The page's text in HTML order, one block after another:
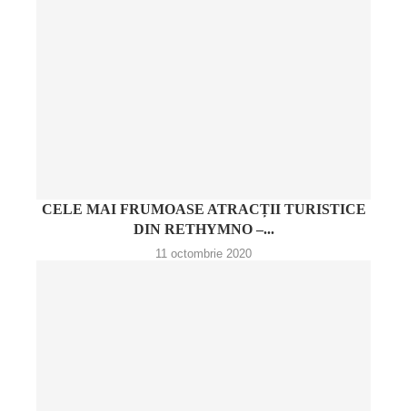
CELE MAI FRUMOASE ATRACȚII TURISTICE
DIN RETHYMNO –...
11 octombrie 2020